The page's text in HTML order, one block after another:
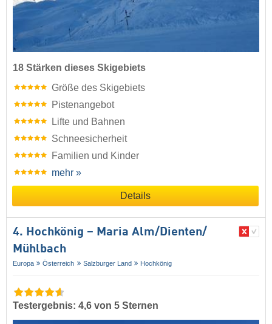
18 Stärken dieses Skigebiets
Größe des Skigebiets
Pistenangebot
Lifte und Bahnen
Schneesicherheit
Familien und Kinder
mehr »
Details
4. Hochkönig – Maria Alm/​Dienten/​
Mühlbach
Europa Österreich Salzburger Land Hochkönig
Testergebnis: 4,6 von 5 Sternen